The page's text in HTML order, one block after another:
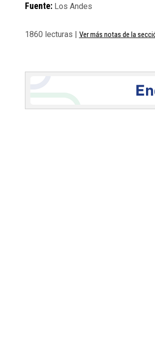
Fuente:Los Andes
1860 lecturas | Ver más notas de la